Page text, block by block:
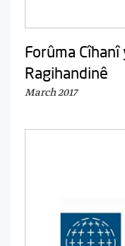
Forûma
Ragihandinê
March 2017